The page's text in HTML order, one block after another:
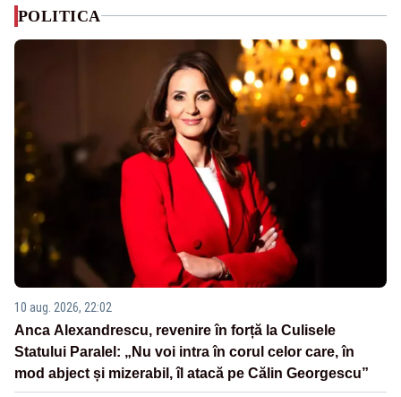
POLITICA
10 aug. 2026, 22:02
Anca Alexandrescu, revenire în forță la Culisele
Statului Paralel: „Nu voi intra în corul celor care, în
mod abject și mizerabil, îl atacă pe Călin Georgescu”